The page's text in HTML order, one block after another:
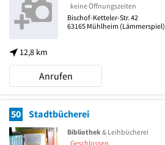
12,8 km
keine Öffnungszeiten
Bischof-Ketteler-Str. 42
63165 Mühlheim (Lämmerspiel)
Anrufen
50 Stadtbücherei
Bibliothek & Leihbücherei
Geschlossen